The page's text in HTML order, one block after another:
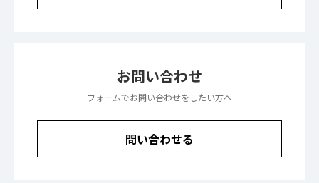
お問い合わせ
フォームでお問い合わせをしたい方へ
問い合わせる